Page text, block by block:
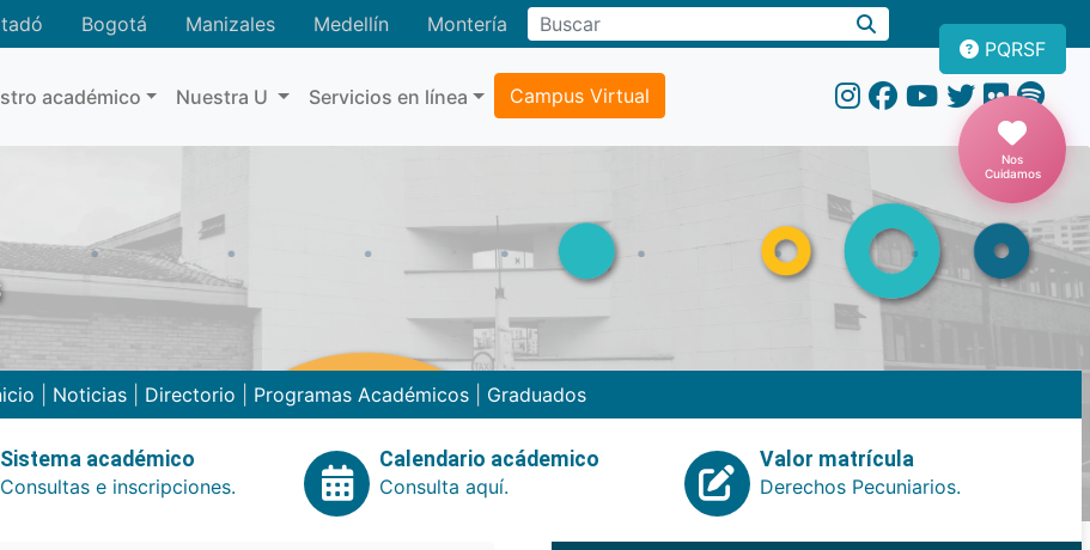
Bogotá Manizales Medellín Montería
académico Nuestra U Servicios en línea Campus Virtual
PQRSF
Nos
Cuidamos
Noticias| Directorio Programas Académicos| Graduados
Sistema académico
Consultas e inscripciones.
Calendario acádemico
Consulta aquí.
Valor matrícula
Derechos Pecuniarios.